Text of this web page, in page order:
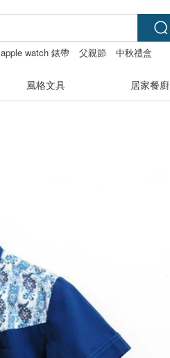
apple watch 錶帶 父親節
中秋禮盒
風格文具 居家餐廚